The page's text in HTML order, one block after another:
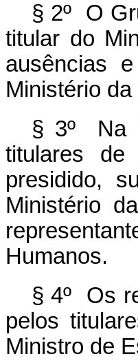
§ 2º O
titular do
ausências
Ministério
§ 3º Na
titulares
presidido,
Ministério
Humanos.
§ 4º Os
pelos
Ministro de